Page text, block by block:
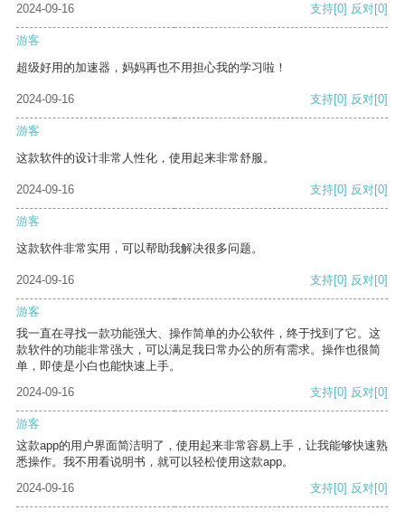
2024-09-16
支持[0] 反对[0]
游客
超级好用的加速器，妈妈再也不用担心我的学习啦！
2024-09-16 支持[0] 反对[0]
游客
这款软件的设计非常人性化，使用起来非常舒服。
2024-09-16 支持[0] 反对[0]
游客
这款软件非常实用，可以帮助我解决很多问题。
2024-09-16 支持[0] 反对[0]
游客
我一直在寻找一款功能强大、操作简单的办公软件，终于找到了它。这
款软件的功能非常强大，可以满足我日常办公的所有需求。操作也很简
单，即使是小白也能快速上手。
2024-09-16
支持[0] 反对[0]
游客
这款app的用户界面简洁明了，使用起来非常容易上手，让我能够快速熟
悉操作。我不用看说明书，就可以轻松使用这款app。
2024-09-16
支持[0] 反对[0]